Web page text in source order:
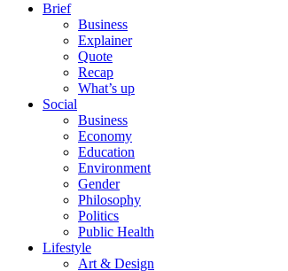
Brief
Business
Explainer
Quote
Recap
What’s up
Social
Business
Economy
Education
Environment
Gender
Philosophy
Politics
Public Health
Lifestyle
Art & Design